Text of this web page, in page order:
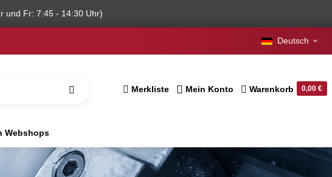
und Fr: 7:45 - 14:30 Uhr)
Deutsch
Merkliste Mein Konto Warenkorb 0,00 €
Webshops